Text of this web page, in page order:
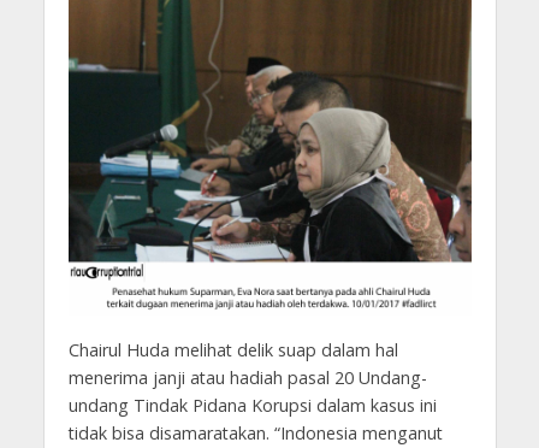
Chairul Huda melihat delik suap dalam hal
menerima janji atau hadiah pasal 20 Undang-
undang Tindak Pidana Korupsi dalam kasus ini
tidak bisa disamaratakan. “Indonesia menganut